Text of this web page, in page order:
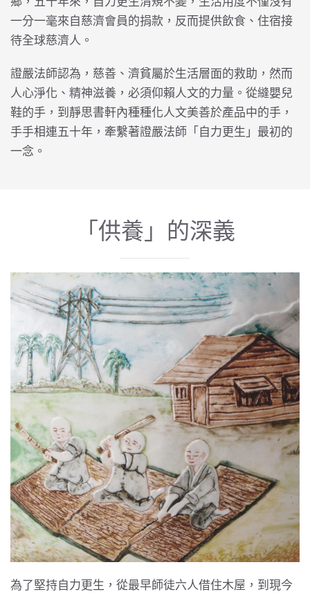
一分一毫來自慈濟會員的捐款，反而提供飲食、住宿接
待全球慈濟人。
證嚴法師認為，慈善、濟貧屬於生活層面的救助，然而
人心淨化、精神滋養，必須仰賴人文的力量。從縫嬰兒
鞋的手，到靜思書軒內種種化人文美善於產品中的手，
手手相連五十年，牽繫著證嚴法師「自力更生」最初的
一念。
「供養」的深義
為了堅持自力更生，從最早師徒六人借住木屋，到現今